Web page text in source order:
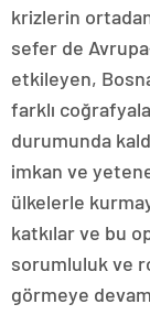
krizlerin
sefer de
etkileyen,
farklı
durumunda
imkan ve
ülkelerle
katkılar ve bu
sorumluluk ve
görmeye